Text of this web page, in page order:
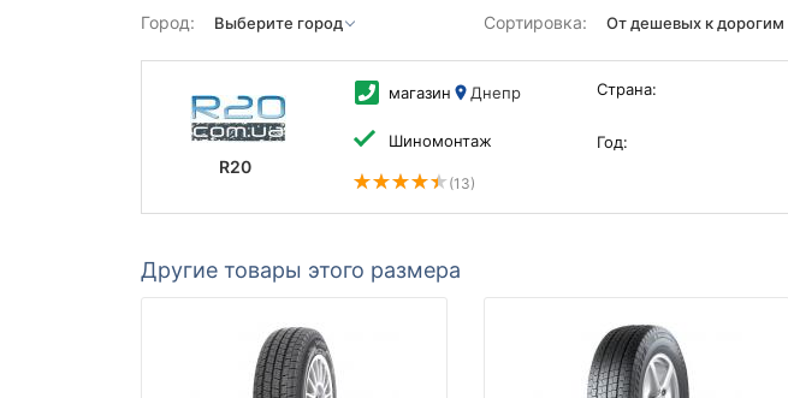
Город: Сортировка:
R20
магазин Днепр
Шиномонтаж
(13)
Страна:
Год:
Другие товары этого размера